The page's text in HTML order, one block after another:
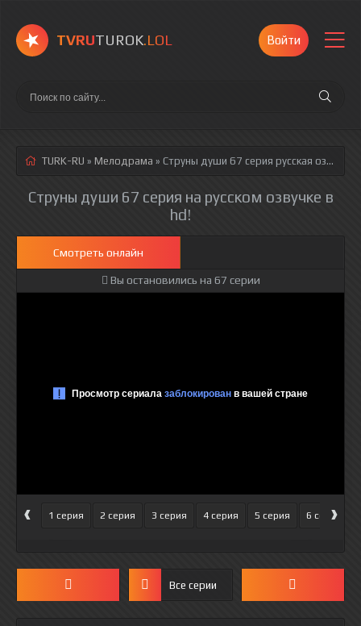
TVRUTUROK.LOL Войти
TURK-RU » Мелодрама » Струны души 67 серия русская озвучка полностью смотреть онлайн!
Струны души 67 серия на русском озвучке в
hd!
Смотреть онлайн
Вы остановились на 67 серии
‹ 1 серия 2 серия 3 серия 4 серия 5 серия 6 серия
›
Все серии